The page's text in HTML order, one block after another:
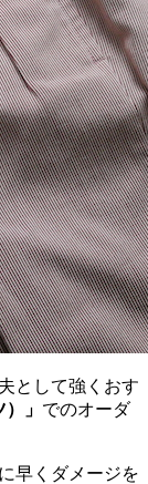
として強くおす
」 でのオーダ
早くダメージを